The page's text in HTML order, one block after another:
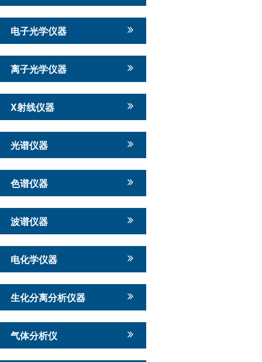
电子光学仪器
离子光学仪器
X射线仪器
光谱仪器
色谱仪器
波谱仪器
电化学仪器
生化分离分析仪器
气体分析仪